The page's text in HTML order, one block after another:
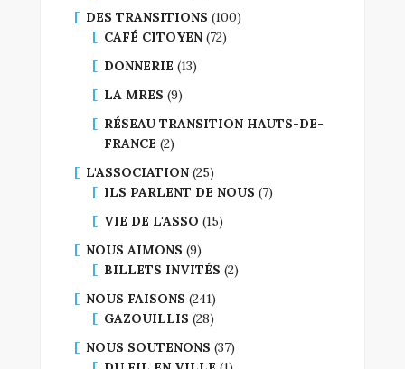
DES TRANSITIONS (100)
CAFÉ CITOYEN (72)
DONNERIE (13)
LA MRES (9)
RÉSEAU TRANSITION HAUTS-DE-
FRANCE (2)
L'ASSOCIATION (25)
ILS PARLENT DE NOUS (7)
VIE DE L'ASSO (15)
NOUS AIMONS (9)
BILLETS INVITÉS (2)
NOUS FAISONS (241)
GAZOUILLIS (28)
NOUS SOUTENONS (37)